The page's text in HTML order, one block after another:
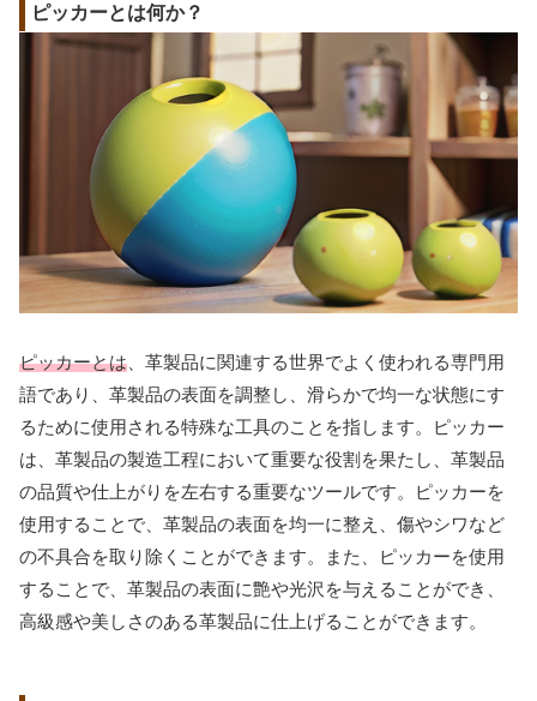
ピッカーとは何か？
ピッカーとは 、革製品に関連する世界でよく使われる専門用
語であり、革製品の表面を調整し、滑らかで均一な状態にす
るために使用される特殊な工具のことを指します。ピッカー
は、革製品の製造工程において重要な役割を果たし、革製品
の品質や仕上がりを左右する重要なツールです。ピッカーを
使用することで、革製品の表面を均一に整え、傷やシワなど
の不具合を取り除くことができます。また、ピッカーを使用
することで、革製品の表面に艶や光沢を与えることができ、
高級感や美しさのある革製品に仕上げることができます。